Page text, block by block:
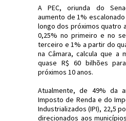
A PEC, oriunda do
aumento de 1%
longo dos próximos quatro
0,25% no primeiro e no
terceiro e 1% a partir do
na Câmara, calcula que a
quase R$ 60 bilhões
próximos 10 anos.
Atualmente, de 49% da
Imposto de Renda e do
Industrializados (IPI), 22,5
direcionados aos